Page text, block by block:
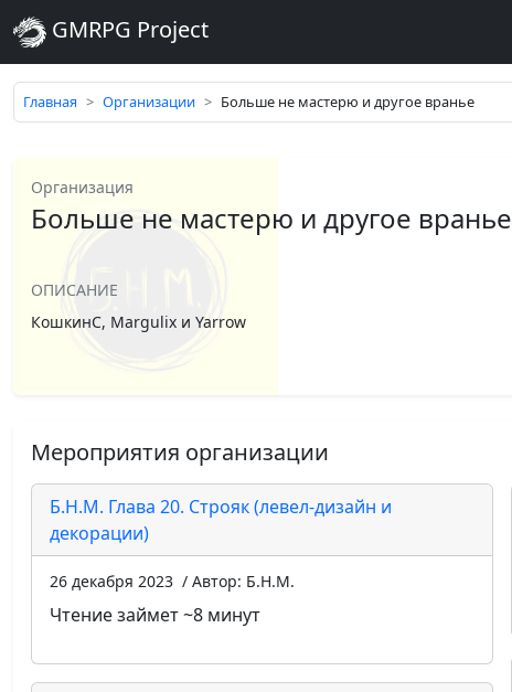
GMRPG Project
Главная Организации Больше не мастерю и другое вранье
Организация
Больше не мастерю и другое вранье
ОПИСАНИЕ
КошкинС, Margulix и Yarrow
Мероприятия организации
Б.Н.М. Глава 20. Строяк (левел-дизайн и
декорации)
26 декабря 2023 / Автор: Б.Н.М.
Чтение займет ~8 минут